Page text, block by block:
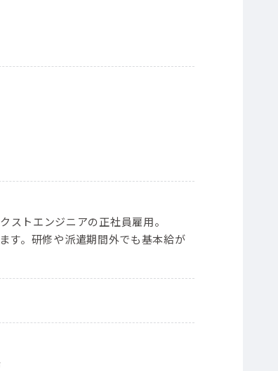
トエンジニアの正社員雇用。
す。研修や派遣期間外でも基本給が